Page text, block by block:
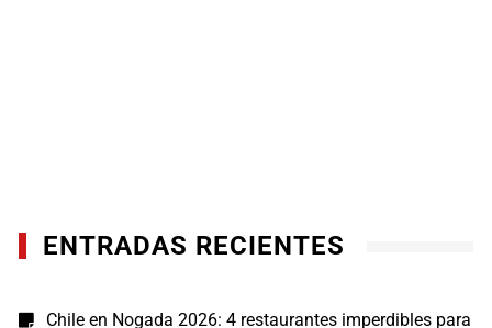
ENTRADAS RECIENTES
Chile en Nogada 2026: 4 restaurantes imperdibles para